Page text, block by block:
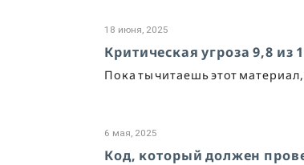
18 июня, 2025
Критическая угроза 9,8
Пока ты читаешь этот
6 мая, 2025
Код, который должен